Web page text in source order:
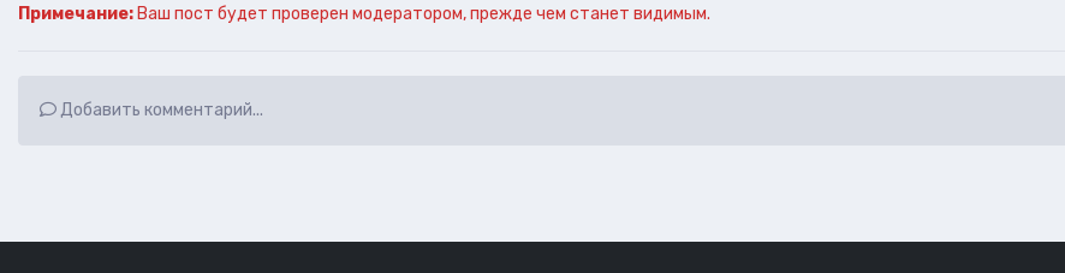
Примечание: Ваш пост будет проверен модератором, прежде чем станет видимым.
Добавить комментарий...